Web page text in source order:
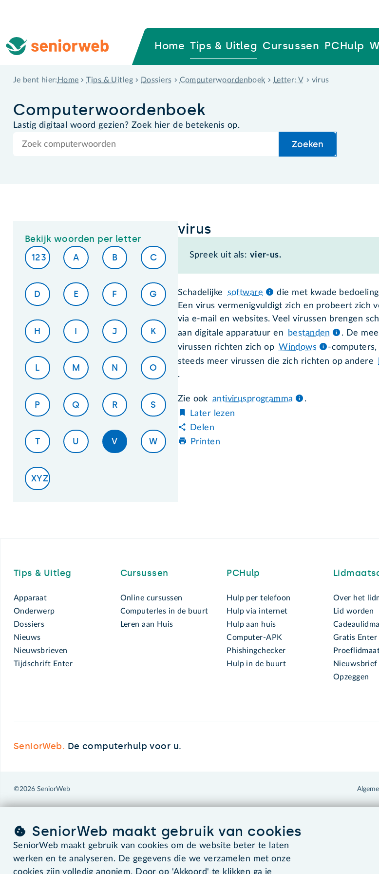
Home Tips & Uitleg Cursussen PCHulp
Je bent hier: Home Tips & Uitleg Dossiers Computerwoordenboek Letter: V virus
Computer­woordenboek
Lastig digitaal woord gezien? Zoek hier de betekenis op.
Zoeken
Bekijk woorden per letter
123
A B C
D E F G
H I J K
L M N O
P Q R S
T U V W
XYZ
virus
Spreek uit als: vier-us.
Schadelijke software
die met kwade
Een virus vermenigvuldigt zich en probeert zich
via e-mail en websites. Veel virussen brengen
aan digitale apparatuur en
bestanden
. De
virussen richten zich op Windows
-
steeds meer virussen die zich richten op andere
.
Zie ook antivirusprogramma
.
Later lezen
Delen
Printen
Tips & Uitleg
Apparaat
Onderwerp
Dossiers
Nieuws
Nieuwsbrieven
Tijdschrift Enter
Cursussen
Online cursussen
Computerles in de buurt
Leren aan Huis
PCHulp
Hulp per telefoon
Hulp via internet
Hulp aan huis
Computer-APK
Phishingchecker
Hulp in de buurt
Over het
Lid worden
Gratis Enter
Nieuwsbrief
Opzeggen
SeniorWeb. De computerhulp voor u.
©2026 SeniorWeb
SeniorWeb maakt gebruik van cookies
SeniorWeb maakt gebruik van cookies om de website beter te laten
werken en te analyseren. De gegevens die we verzamelen met onze
cookies zijn volledig anoniem. Door op 'Akkoord' te klikken ga je